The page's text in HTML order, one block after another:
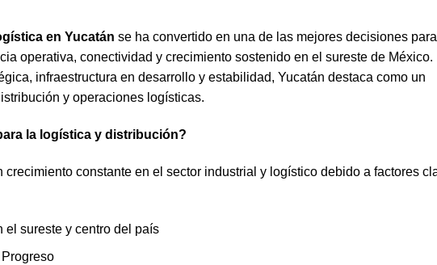
en Yucatán se ha convertido en una de las mejores decisiones para
operativa, conectividad y crecimiento sostenido en el sureste de México.
infraestructura en desarrollo y estabilidad, Yucatán destaca como un
y operaciones logísticas.
la logística y distribución?
crecimiento constante en el sector industrial y logístico debido a factores
el sureste y centro del país